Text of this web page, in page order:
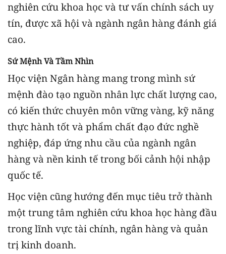
nghiên cứu khoa học và tư vấn chính sách uy
tín, được xã hội và ngành ngân hàng đánh giá
cao.
Sứ Mệnh Và Tầm Nhìn
Học viện Ngân hàng mang trong mình sứ
mệnh đào tạo nguồn nhân lực chất lượng cao,
có kiến thức chuyên môn vững vàng, kỹ năng
thực hành tốt và phẩm chất đạo đức nghề
nghiệp, đáp ứng nhu cầu của ngành ngân
hàng và nền kinh tế trong bối cảnh hội nhập
quốc tế.
Học viện cũng hướng đến mục tiêu trở thành
một trung tâm nghiên cứu khoa học hàng đầu
trong lĩnh vực tài chính, ngân hàng và quản
trị kinh doanh.